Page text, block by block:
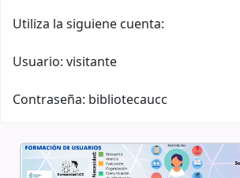
Utiliza la siguiene cuenta:
Usuario: visitante
Contraseña: bibliotecaucc